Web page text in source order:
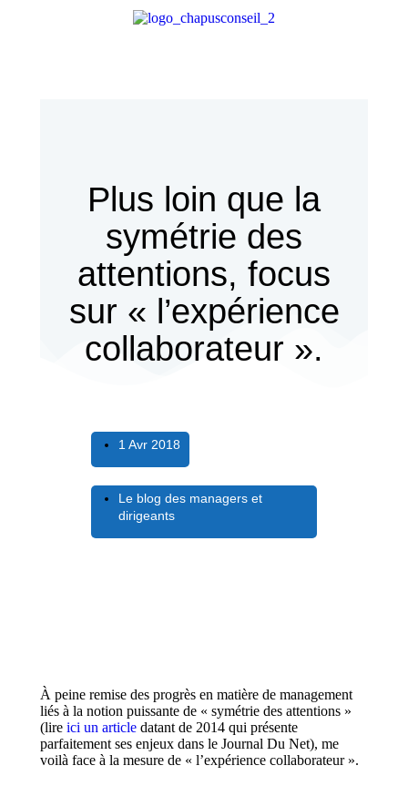
Plus loin que la
symétrie des
attentions, focus
sur « l’expérience
collaborateur ».
1 Avr 2018
Le blog des managers et
dirigeants
À peine remise des progrès en matière de management
liés à la notion puissante de « symétrie des attentions »
(lire ici un article datant de 2014 qui présente
parfaitement ses enjeux dans le Journal Du Net), me
voilà face à la mesure de « l’expérience collaborateur ».